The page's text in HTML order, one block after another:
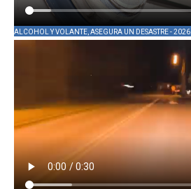
ALCOHOL Y VOLANTE, ASEGURA UN DESASTRE - 2026